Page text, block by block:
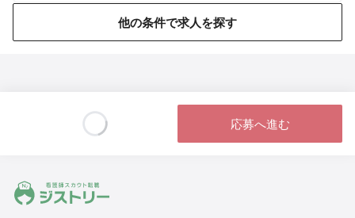
他の条件で求人を探す
応募へ進む
ジストリー 看護師の転職マッチング